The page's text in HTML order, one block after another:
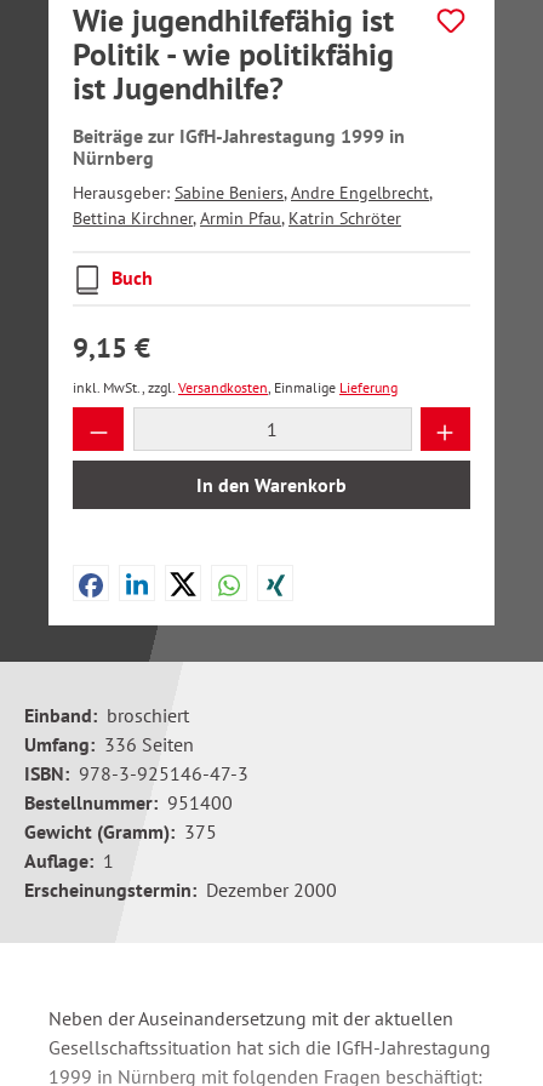
Wie jugendhilfefähig ist
Politik - wie politikfähig
ist Jugendhilfe?
Beiträge zur IGfH-Jahrestagung 1999 in
Nürnberg
Herausgeber: Sabine Beniers,Andre Engelbrecht,
Bettina Kirchner,Armin Pfau, Katrin Schröter
Buch
9,15 €
inkl. MwSt., zzgl. Versandkosten, Einmalige Lieferung
Produkt Anzahl: Gib den gewünschten
In den Warenkorb
Einband: broschiert
Umfang: 336 Seiten
ISBN: 978-3-925146-47-3
Bestellnummer: 951400
Gewicht (Gramm): 375
Auflage: 1
Erscheinungstermin: Dezember 2000
Neben der Auseinandersetzung mit der aktuellen
Gesellschaftssituation hat sich die IGfH-Jahrestagung
1999 in Nürnberg mit folgenden Fragen beschäftigt: